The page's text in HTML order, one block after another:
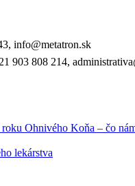
info@metatron.sk
903 808 214,
Ohnivého Koňa – čo
lekárstva